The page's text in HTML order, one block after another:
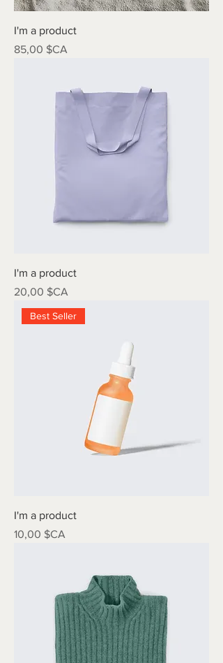
I'm a product
Prix
85,00 $CA
I'm a product
Prix
20,00 $CA
Best Seller
I'm a product
Prix
10,00 $CA